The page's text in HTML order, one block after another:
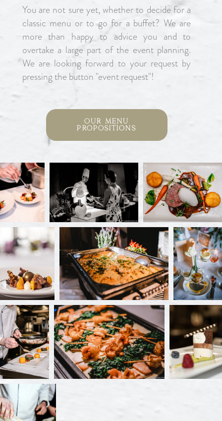
You are not sure yet, whether to decide for a
classic menu or to go for a buffet? We are
more than happy to advice you and to
overtake a large part of the event planning.
We are looking forward to your request by
pressing the button "event request"!
Our menu
propositions